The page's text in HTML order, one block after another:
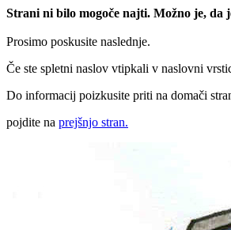
Strani ni bilo mogoče najti. Možno je, da
Prosimo poskusite naslednje.
Če ste spletni naslov vtipkali v naslovni
Do informacij poizkusite priti na domači
pojdite na prejšnjo stran.